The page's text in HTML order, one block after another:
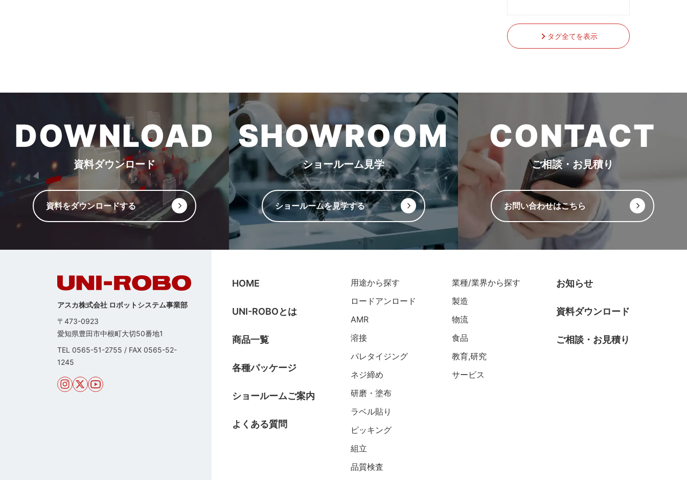
タグ全てを表示
DOWNLOAD
資料ダウンロード
資料をダウンロードする
SHOWROOM
ショールーム見学
ショールームを見学する
CONTACT
ご相談・お見積り
お問い合わせはこちら
アスカ株式会社 ロボットシステム事業部
〒473-0923
愛知県豊田市中根町大切50番地1
TEL 0565-51-2755 / FAX 0565-52-
1245
HOME
UNI-ROBOとは
商品一覧
各種パッケージ
ショールームご案内
よくある質問
用途から探す
ロードアンロード
AMR
溶接
パレタイジング
ネジ締め
研磨・塗布
ラベル貼り
ピッキング
組立
品質検査
業種/業界から探す
製造
物流
食品
教育,研究
サービス
お知らせ
資料ダウンロード
ご相談・お見積り